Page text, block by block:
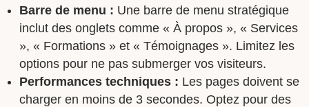
Barre de menu : Une barre de menu stratégique
inclut des onglets comme « À propos », « Services
», « Formations » et « Témoignages ». Limitez les
options pour ne pas submerger vos visiteurs.
Performances techniques : Les pages doivent se
charger en moins de 3 secondes. Optez pour des